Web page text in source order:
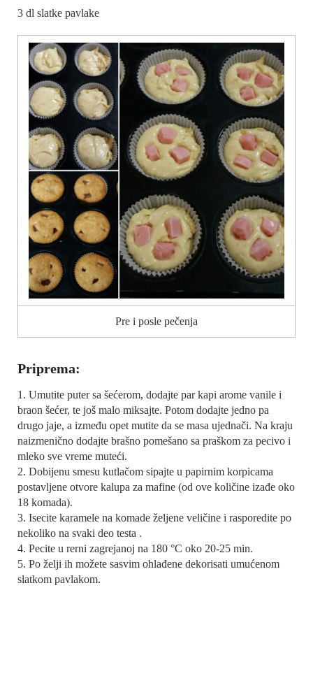
3 dl slatke pavlake
Pre i posle pečenja
Priprema:
1. Umutite puter sa šećerom, dodajte par kapi arome vanile i
braon šećer, te još malo miksajte. Potom dodajte jedno pa
drugo jaje, a između opet mutite da se masa ujednači. Na kraju
naizmenično dodajte brašno pomešano sa praškom za pecivo i
mleko sve vreme muteći.
2. Dobijenu smesu kutlačom sipajte u papirnim korpicama
postavljene otvore kalupa za mafine (od ove količine izađe oko
18 komada).
3. Isecite karamele na komade željene veličine i rasporedite po
nekoliko na svaki deo testa .
4. Pecite u rerni zagrejanoj na 180 °C oko 20-25 min.
5. Po želji ih možete sasvim ohlađene dekorisati umućenom
slatkom pavlakom.